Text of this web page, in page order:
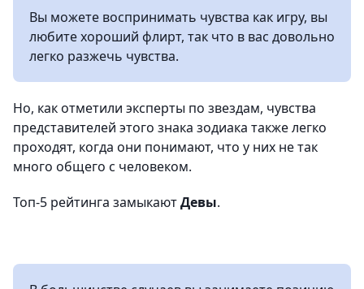
Вы можете воспринимать чувства как игру, вы
любите хороший флирт, так что в вас довольно
легко разжечь чувства.
Но, как отметили эксперты по звездам, чувства
представителей этого знака зодиака также легко
проходят, когда они понимают, что у них не так
много общего с человеком.
Топ-5 рейтинга замыкаютДевы.